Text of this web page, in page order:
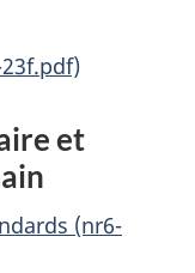
et
(nr6-